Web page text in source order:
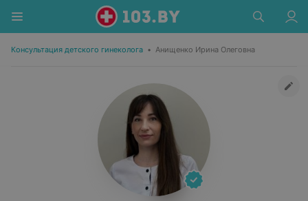
Консультация детского гинеколога • Анищенко Ирина Олеговна